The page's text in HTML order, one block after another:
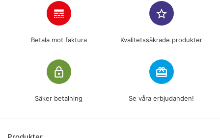
line_style
Betala mot faktura
star_border
Kvalitetssäkrade produkter
lock_outline
Säker betalning
redeem
Se våra erbjudanden!